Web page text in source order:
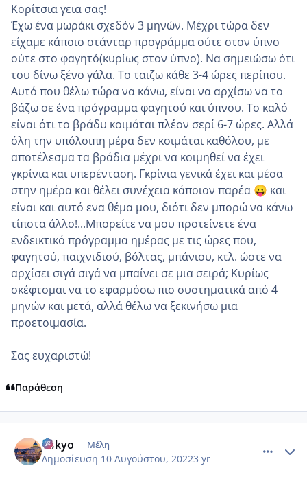
Κορίτσια γεια σας!
Έχω ένα μωράκι σχεδόν 3 μηνών. Μέχρι τώρα δεν
είχαμε κάποιο στάνταρ προγράμμα ούτε στον ύπνο
ούτε στο φαγητό(κυρίως στον ύπνο). Να σημειώσω ότι
του δίνω ξένο γάλα. Το ταιζω κάθε 3-4 ώρες περίπου.
Αυτό που θέλω τώρα να κάνω, είναι να αρχίσω να το
βάζω σε ένα πρόγραμμα φαγητού και ύπνου. Το καλό
είναι ότι το βράδυ κοιμάται πλέον σερί 6-7 ώρες. Αλλά
όλη την υπόλοιπη μέρα δεν κοιμάται καθόλου, με
αποτέλεσμα τα βράδια μέχρι να κοιμηθεί να έχει
γκρίνια και υπερένταση. Γκρίνια γενικά έχει και μέσα
στην ημέρα και θέλει συνέχεια κάποιον παρέα 😛 και
είναι και αυτό ενα θέμα μου, διότι δεν μπορώ να κάνω
τίποτα άλλο!...Μπορείτε να μου προτείνετε ένα
ενδεικτικό πρόγραμμα ημέρας με τις ώρες που,
φαγητού, παιχνιδιού, βόλτας, μπάνιου, κτλ. ώστε να
αρχίσει σιγά σιγά να μπαίνει σε μια σειρά; Κυρίως
σκέφτομαι να το εφαρμόσω πιο συστηματικά από 4
μηνών και μετά, αλλά θέλω να ξεκινήσω μια
προετοιμασία.
Σας ευχαριστώ!
Παράθεση
Tokyo Μέλη
Δημοσίευση 10 Αυγούστου, 20223 yr